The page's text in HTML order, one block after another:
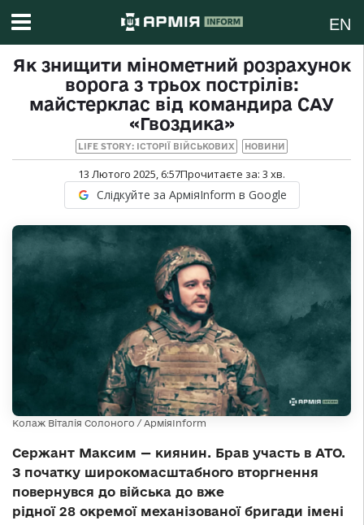
EN
Як знищити мінометний розрахунок
ворога з трьох пострілів:
майстерклас від командира САУ
«Гвоздика»
LIFE STORY: ІСТОРІЇ ВІЙСЬКОВИХ НОВИНИ
13 Лютого 2025, 6:57Прочитаєте за: 3 хв.
Слідкуйте за АрміяInform в Google
Колаж Віталія Солоного / АрміяInform
Сержант Максим — киянин. Брав участь в АТО.
З початку широкомасштабного вторгнення
повернувся до війська до вже
рідної 28 окремої механізованої бригади імені